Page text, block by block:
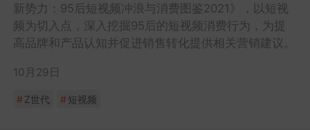
新势力：95后短视频冲浪与消费图鉴2021》，以短视
频为切入点，深入挖掘95后的短视频消费行为，为提
高品牌和产品认知并促进销售转化提供相关营销建议。
10月29日
# Z世代 # 短视频